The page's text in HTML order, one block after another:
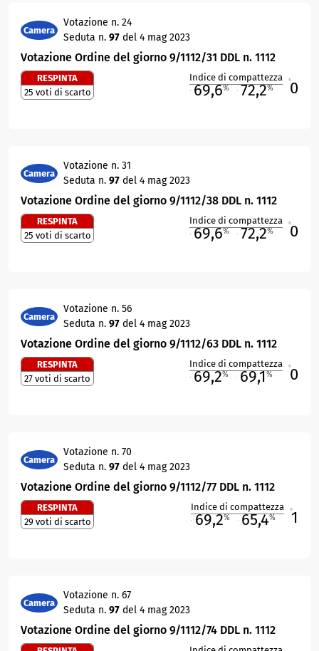
Camera
Votazione n. 24
Seduta n. 97 del 4 mag 2023
Votazione Ordine del giorno 9/1112/31 DDL n. 1112
RESPINTA
25 voti di scarto
Indice di compattezza
69,6% 72,2% 0
Camera
Votazione n. 31
Seduta n. 97 del 4 mag 2023
Votazione Ordine del giorno 9/1112/38 DDL n. 1112
RESPINTA
25 voti di scarto
Indice di compattezza
69,6% 72,2% 0
Camera
Votazione n. 56
Seduta n. 97 del 4 mag 2023
Votazione Ordine del giorno 9/1112/63 DDL n. 1112
RESPINTA
27 voti di scarto
Indice di compattezza
69,2% 69,1% 0
Camera
Votazione n. 70
Seduta n. 97 del 4 mag 2023
Votazione Ordine del giorno 9/1112/77 DDL n. 1112
RESPINTA
29 voti di scarto
Indice di compattezza
69,2% 65,4% 1
Camera
Votazione n. 67
Seduta n. 97 del 4 mag 2023
Votazione Ordine del giorno 9/1112/74 DDL n. 1112